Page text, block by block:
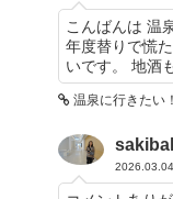
こんばんは 温
年度替りで慌
いです。 地酒
温泉に行きたい！
2026.03.04